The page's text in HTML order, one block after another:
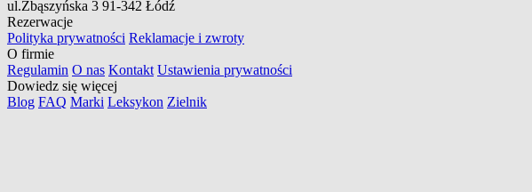
ul.Zbąszyńska 3 91-342 Łódź
Rezerwacje
Polityka prywatności Reklamacje i zwroty
O firmie
Regulamin O nas Kontakt Ustawienia prywatności
Dowiedz się więcej
Blog FAQ Marki Leksykon Zielnik